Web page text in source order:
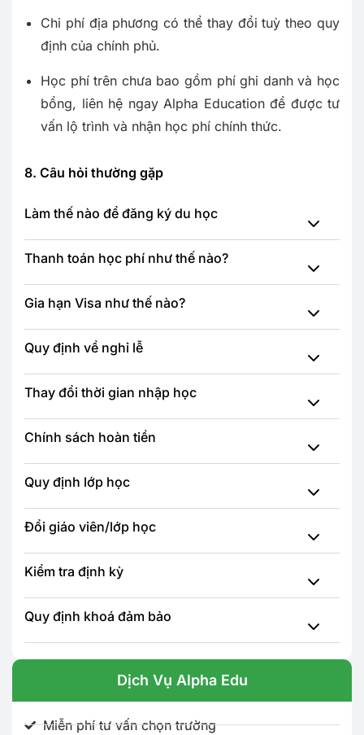
Chi phí địa phương có thể thay đổi tuỳ theo quy
định của chính phủ.
Học phí trên chưa bao gồm phí ghi danh và học
bổng, liên hệ ngay Alpha Education để được tư
vấn lộ trình và nhận học phí chính thức.
8. Câu hỏi thường gặp
Làm thế nào để đăng ký du học
Thanh toán học phí như thế nào?
Gia hạn Visa như thế nào?
Quy định về nghỉ lễ
Thay đổi thời gian nhập học
Chính sách hoàn tiền
Quy định lớp học
Đổi giáo viên/lớp học
Kiểm tra định kỳ
Quy định khoá đảm bảo
Dịch Vụ Alpha Edu
Miễn phí tư vấn chọn trường